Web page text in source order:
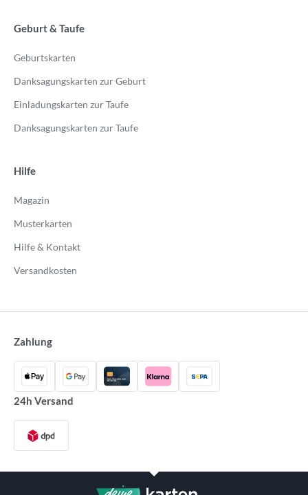
Geburt & Taufe
Geburtskarten
Danksagungskarten zur Geburt
Einladungskarten zur Taufe
Danksagungskarten zur Taufe
Hilfe
Magazin
Musterkarten
Hilfe & Kontakt
Versandkosten
Zahlung
24h Versand